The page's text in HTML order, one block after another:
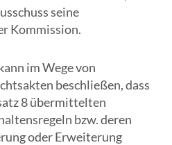
seine
Kommission.
im Wege von
beschließen, dass
8 übermittelten
bzw. deren
oder Erweiterung